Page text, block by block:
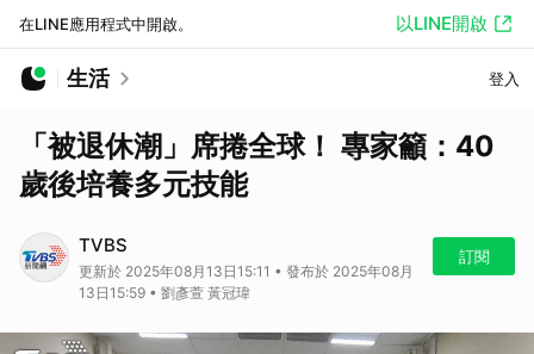
在LINE應用程式中開啟。 以LINE開啟
生活 登入
「被退休潮」席捲全球！ 專家籲：40
歲後培養多元技能
TVBS
更新於 2025年08月13日15:11 • 發布於 2025年08月
13日15:59 • 劉彥萱 黃冠瑋
訂閱